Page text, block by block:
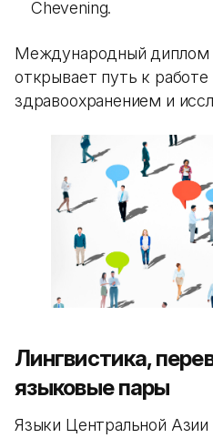
Chevening.
Международный диплом
открывает путь к работе
здравоохранением и
Лингвистика,
языковые пары
Языки Центральной Азии